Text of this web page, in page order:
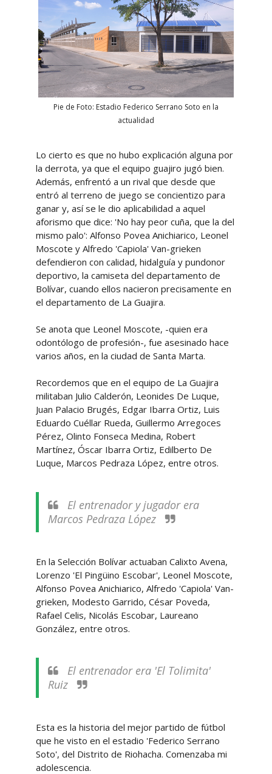
Pie de Foto: Estadio Federico Serrano Soto en la
actualidad
Lo cierto es que no hubo explicación alguna por
la derrota, ya que el equipo guajiro jugó bien.
Además, enfrentó a un rival que desde que
entró al terreno de juego se concientizo para
ganar y, así se le dio aplicabilidad a aquel
aforismo que dice: 'No hay peor cuña, que la del
mismo palo': Alfonso Povea Anichiarico, Leonel
Moscote y Alfredo 'Capiola' Van-grieken
defendieron con calidad, hidalguía y pundonor
deportivo, la camiseta del departamento de
Bolívar, cuando ellos nacieron precisamente en
el departamento de La Guajira.
Se anota que Leonel Moscote, -quien era
odontólogo de profesión-, fue asesinado hace
varios años, en la ciudad de Santa Marta.
Recordemos que en el equipo de La Guajira
militaban Julio Calderón, Leonides De Luque,
Juan Palacio Brugés, Edgar Ibarra Ortiz, Luis
Eduardo Cuéllar Rueda, Guillermo Arregoces
Pérez, Olinto Fonseca Medina, Robert
Martínez, Óscar Ibarra Ortiz, Edilberto De
Luque, Marcos Pedraza López, entre otros.
El entrenador y jugador era
Marcos Pedraza López
En la Selección Bolívar actuaban Calixto Avena,
Lorenzo 'El Pingüino Escobar', Leonel Moscote,
Alfonso Povea Anichiarico, Alfredo 'Capiola' Van-
grieken, Modesto Garrido, César Poveda,
Rafael Celis, Nicolás Escobar, Laureano
González, entre otros.
El entrenador era 'El Tolimita'
Ruiz
Esta es la historia del mejor partido de fútbol
que he visto en el estadio 'Federico Serrano
Soto', del Distrito de Riohacha. Comenzaba mi
adolescencia.